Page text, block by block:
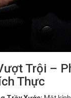
Trội –
Thực